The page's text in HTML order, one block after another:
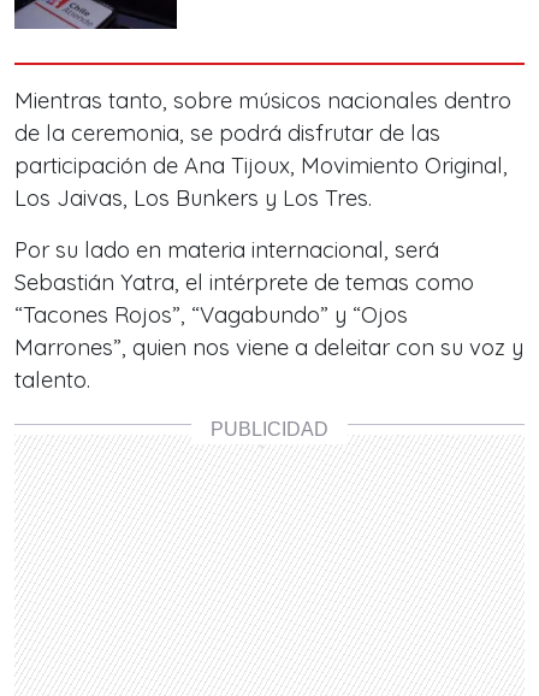
Mientras tanto, sobre músicos nacionales dentro
de la ceremonia, se podrá disfrutar de las
participación de Ana Tijoux, Movimiento Original,
Los Jaivas, Los Bunkers y Los Tres.
Por su lado en materia internacional, será
Sebastián Yatra, el intérprete de temas como
“Tacones Rojos”, “Vagabundo” y “Ojos
Marrones”, quien nos viene a deleitar con su voz y
talento.